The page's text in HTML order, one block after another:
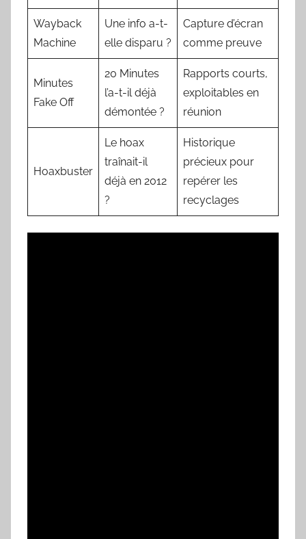
Wayback
Machine
Une info a-t-
elle disparu ?
Capture d’écran
comme preuve
Minutes
Fake Off
20 Minutes
l’a-t-il déjà
démontée ?
Rapports courts,
exploitables en
réunion
Hoaxbuster
Le hoax
traînait-il
déjà en 2012
?
Historique
précieux pour
repérer les
recyclages